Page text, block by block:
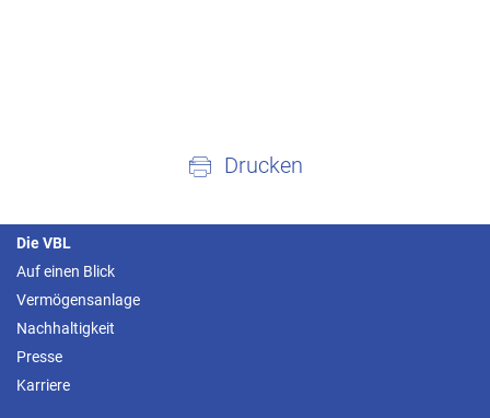
Drucken
Die VBL
Auf einen Blick
Vermögensanlage
Nachhaltigkeit
Presse
Karriere